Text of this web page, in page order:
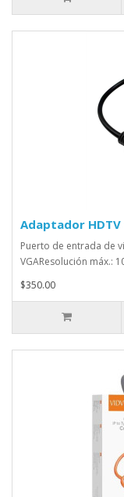
Adaptador HDTV
Puerto de entrada de
VGAResolución máx.:
$350.00